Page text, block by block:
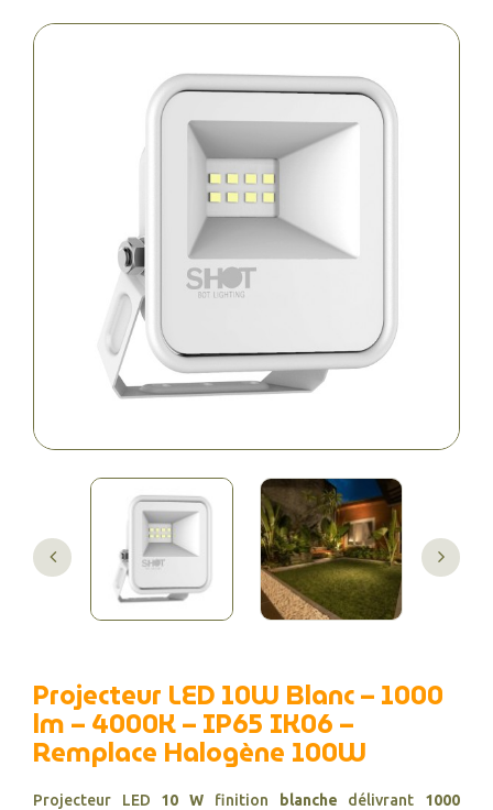
Projecteur LED 10W Blanc – 1000
lm – 4000K – IP65 IK06 –
Remplace Halogène 100W
Projecteur LED 10 W finition blanche délivrant 1000